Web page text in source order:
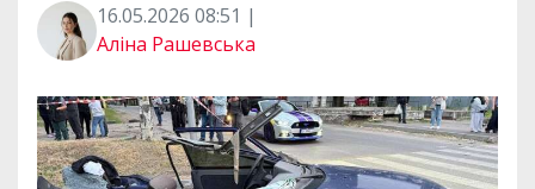
16.05.2026 08:51 |
Аліна Рашевська